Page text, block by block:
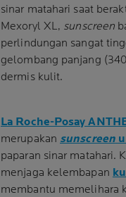
sinar matahari saat
Mexoryl XL, sunscreen
perlindungan sangat
gelombang panjang
dermis kulit.
La Roche-Posay
merupakan sunscreen
paparan sinar matahari.
menjaga kelembapan
membantu memelihara